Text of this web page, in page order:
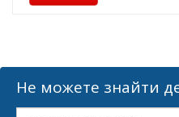
Не можете знайти